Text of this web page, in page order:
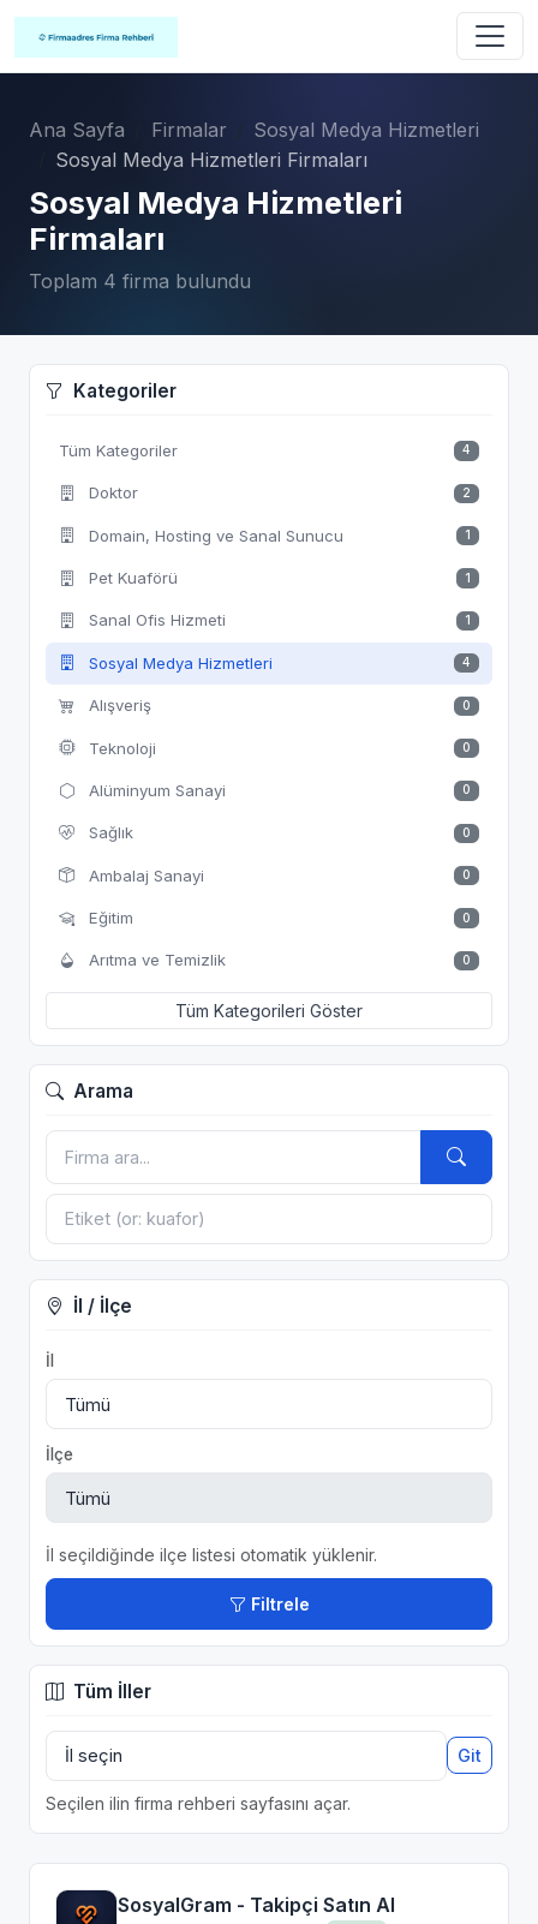
Ana Sayfa Firmalar
Sosyal Medya Hizmetleri
Sosyal Medya Hizmetleri Firmaları
Sosyal Medya Hizmetleri
Firmaları
Toplam 4 firma bulundu
Kategoriler
Tüm Kategoriler 4
Doktor 2
Domain, Hosting ve Sanal Sunucu 1
Pet Kuaförü 1
Sanal Ofis Hizmeti 1
Sosyal Medya Hizmetleri 4
Alışveriş 0
Teknoloji 0
Alüminyum Sanayi 0
Sağlık 0
Ambalaj Sanayi 0
Eğitim 0
Arıtma ve Temizlik 0
Tüm Kategorileri Göster
Arama
İl / İlçe
İl
İlçe
İl seçildiğinde ilçe listesi otomatik yüklenir.
Filtrele
Tüm İller
Git
Seçilen ilin firma rehberi sayfasını açar.
SosyalGram - Takipçi Satın Al